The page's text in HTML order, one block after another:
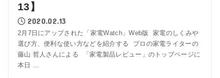
13】
2020.02.13
2月7日にアップされた「家電Watch」Web版 家電のしくみや
選び方、便利な使い方などを紹介する プロの家電ライターの
藤山 哲人さんによる 「家電製品レビュー」のトップページに
本日 ...